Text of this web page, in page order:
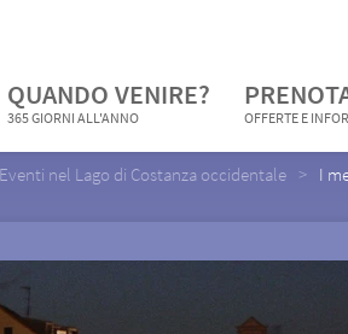
QUANDO VENIRE?
365 GIORNI ALL'ANNO OFFERTE E
Eventi nel Lago di Costanza occidentale I